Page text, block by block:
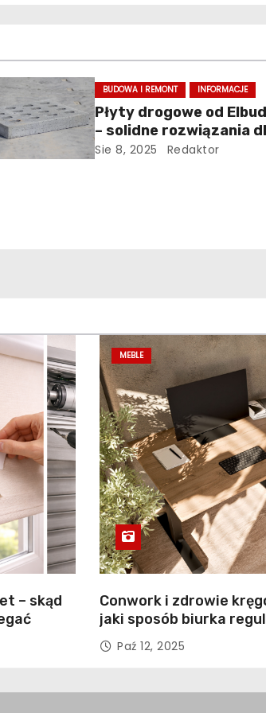
BUDOWA I REMONT INFORMACJE
Płyty drogowe od
– solidne rozwiązania
budownictwa i
Sie 8, 2025 Redaktor
– skąd
MEBLE
Conwork i zdrowie
jaki sposób biurka
wspierają profilaktykę
pleców
Paź 12, 2025